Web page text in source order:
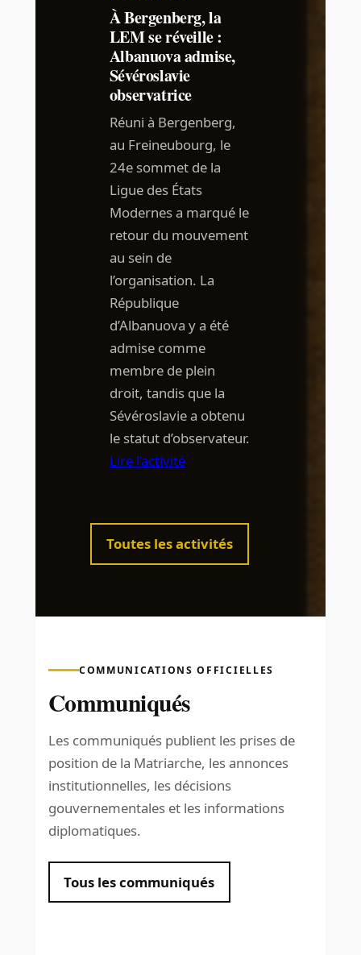
À Bergenberg, la
LEM se réveille :
Albanuova admise,
Sévéroslavie
observatrice
Réuni à Bergenberg,
au Freineubourg, le
24e sommet de la
Ligue des États
Modernes a marqué le
retour du mouvement
au sein de
l’organisation. La
République
d’Albanuova y a été
admise comme
membre de plein
droit, tandis que la
Sévéroslavie a obtenu
le statut d’observateur.
Lire l’activité
Toutes les activités
COMMUNICATIONS OFFICIELLES
Communiqués
Les communiqués publient les prises de
position de la Matriarche, les annonces
institutionnelles, les décisions
gouvernementales et les informations
diplomatiques.
Tous les communiqués